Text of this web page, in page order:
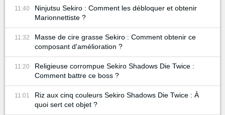
11:40
Ninjutsu Sekiro : Comment les débloquer et obtenir
Marionnettiste ?
11:32
Masse de cire grasse Sekiro : Comment obtenir ce
composant d'amélioration ?
11:20
Religieuse corrompue Sekiro Shadows Die Twice :
Comment battre ce boss ?
11:01
Riz aux cinq couleurs Sekiro Shadows Die Twice : À
quoi sert cet objet ?